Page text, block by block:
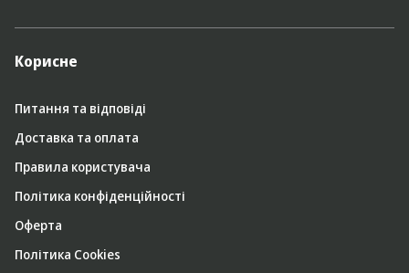
Корисне
Питання та відповіді
Доставка та оплата
Правила користувача
Політика конфіденційності
Оферта
Політика Cookies